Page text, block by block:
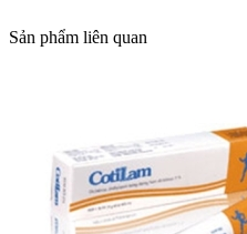
Sản phẩm liên quan